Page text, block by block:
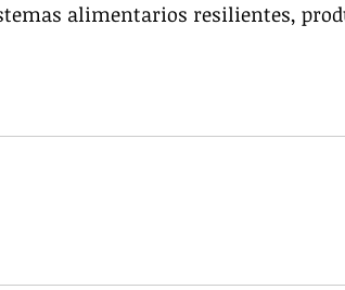
alimentarios resilientes,